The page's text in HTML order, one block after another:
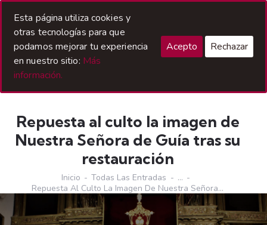
Repuesta al culto la imagen de
Nuestra Señora de Guía tras su
restauración
Inicio Todas Las Entradas
...
Repuesta Al Culto La Imagen De Nuestra Señora...
Esta página utiliza cookies y
otras tecnologías para que
podamos mejorar tu experiencia
en nuestro sitio: Más
información.
Acepto Rechazar